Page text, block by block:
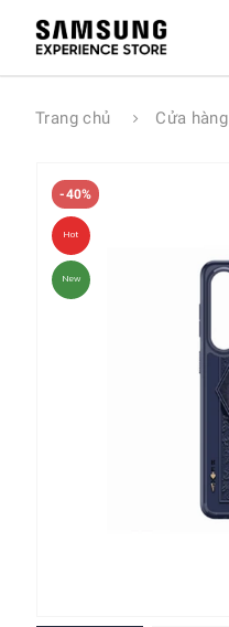
Trang chủ Cửa hàng
-40%
Hot
New